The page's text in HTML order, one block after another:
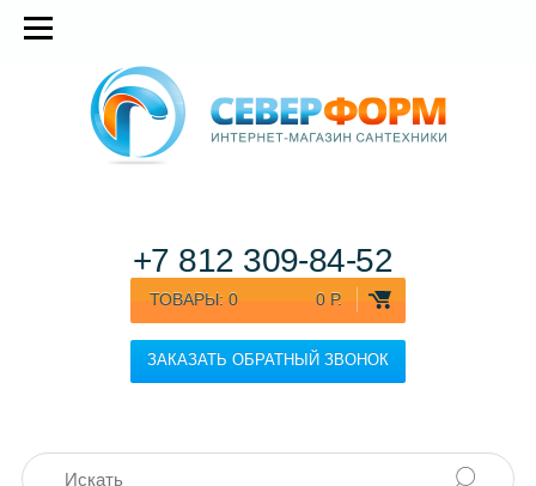
ТОВАРЫ: 0 0 Р.
ЗАКАЗАТЬ ОБРАТНЫЙ ЗВОНОК
+7 812 309-84-52